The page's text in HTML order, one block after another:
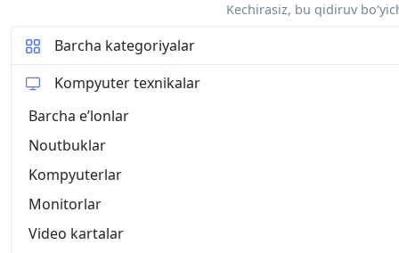
Kechirasiz, bu qidiruv
Barcha kategoriyalar
Kompyuter texnikalar
Barcha eʼlonlar
Noutbuklar
Kompyuterlar
Monitorlar
Video kartalar